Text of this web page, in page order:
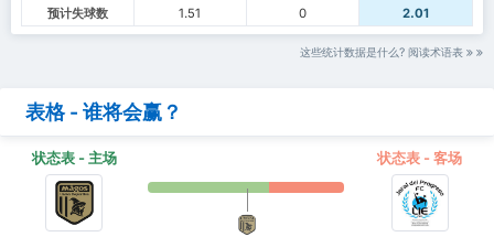
预计失球数
1.51 0 2.01
这些统计数据是什么? 阅读术语表
表格 - 谁将会赢？
状态表 - 主场 状态表 - 客场